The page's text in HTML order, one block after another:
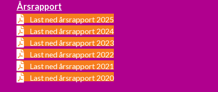
Årsrapport
Last ned årsrapport 2025
Last ned årsrapport 2024
Last ned årsrapport 2023
Last ned årsrapport 2022
Last ned årsrapport 2021
Last ned årsrapport 2020